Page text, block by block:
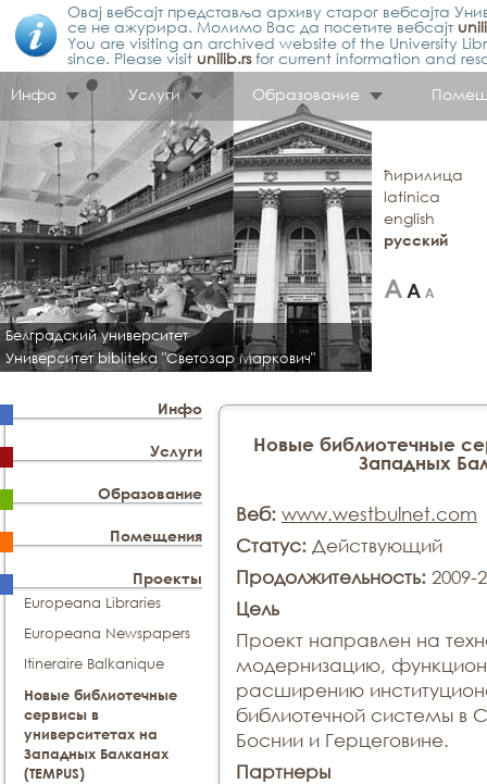
Овај вебсајт представља архиву старог вебсајта
се не ажурира. Молимо Вас да посетите вебсајт
You are visiting an archived website of the University
since. Please visit unilib.rsfor current information and
Инфо
Услуги Образование
Белградский университет
Университет bibliteka "Светозар Маркович"
ћирилица
latinica
english
русский
Инфо
Услуги
Образование
Помещения
Проекты
Europeana Libraries
Europeana Newspapers
Itineraire Balkanique
Новые библиотечные
сервисы в
университетах на
Западных Балканах
(TEMPUS)
Новые библиотечные
Западных
Веб: www.westbulnet.com
Статус: Действующий
Продолжительность: 2009-
Цель
Проект направлен на
модернизацию,
расширению
библиотечной системы в
Боснии и Герцеговине.
Партнеры